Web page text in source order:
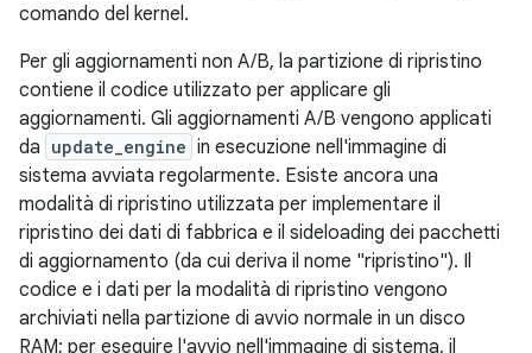
comando del kernel.
Per gli aggiornamenti non A/B, la partizione di ripristino
contiene il codice utilizzato per applicare gli
aggiornamenti. Gli aggiornamenti A/B vengono applicati
da update_engine in esecuzione nell'immagine di
sistema avviata regolarmente. Esiste ancora una
modalità di ripristino utilizzata per implementare il
ripristino dei dati di fabbrica e il sideloading dei pacchetti
di aggiornamento (da cui deriva il nome "ripristino"). Il
codice e i dati per la modalità di ripristino vengono
archiviati nella partizione di avvio normale in un disco
RAM; per eseguire l'avvio nell'immagine di sistema, il